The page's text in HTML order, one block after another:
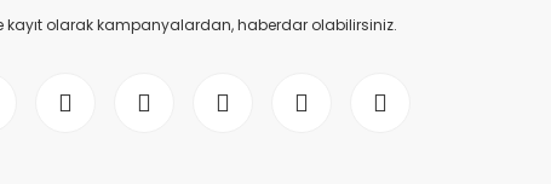
kayıt olarak kampanyalardan, haberdar olabilirsiniz.